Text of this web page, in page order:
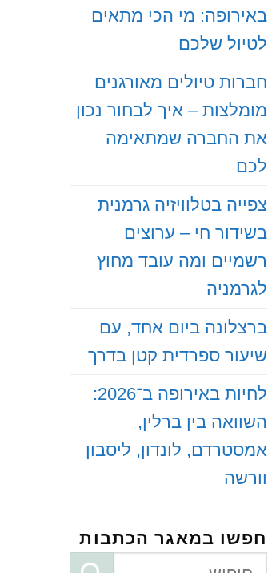
באירופה: מי הכי מתאים
לטיול שלכם
‏חברות טיולים מאורגנים
מומלצות – איך לבחור נכון
את החברה שמתאימה
לכם
‏צפייה בטלוויזיה גרמנית
בשידור חי – ערוצים
רשמיים ומה עובד מחוץ
לגרמניה
‏ברצלונה ביום אחד, עם
שיעור ספרדית קטן בדרך
‏לחיות באירופה ב־2026:
השוואה בין ברלין,
אמסטרדם, לונדון, ליסבון
וורשה
חפשו במאגר הכתבות